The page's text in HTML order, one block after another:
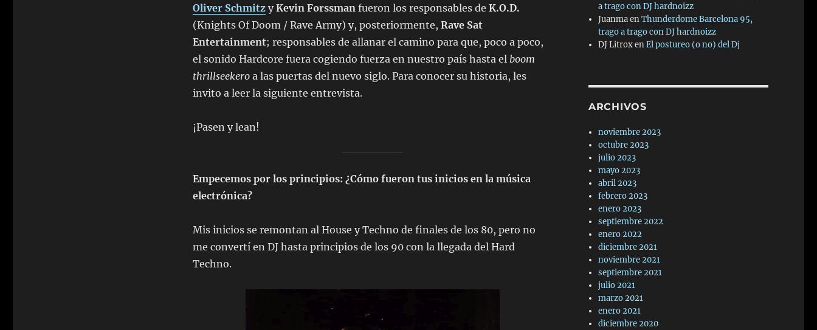
Oliver SchmitzyKevin Forssmanfueron los responsables de K.O.D.
(Knights Of Doom / Rave Army) y, posteriormente, Rave Sat
Entertainment; responsables de allanar el camino para que, poco a poco,
el sonido Hardcore fuera cogiendo fuerza en nuestro país hasta el boom
thrillseekeroa las puertas del nuevo siglo. Para conocer su historia, les
invito a leer la siguiente entrevista.
¡Pasen y lean!
Empecemos por los principios: ¿Cómo fueron tus inicios en la música
electrónica?
Mis inicios se remontan al House y Techno de finales de los 80, pero no
me convertí en DJ hasta principios de los 90 con la llegada del Hard
Techno.
a trago con DJ hardnoizz
JuanmaenThunderdome Barcelona 95,
trago a trago con DJ hardnoizz
DJ LitroxenEl postureo (o no) del Dj
ARCHIVOS
noviembre 2023
octubre 2023
julio 2023
mayo 2023
abril 2023
febrero 2023
enero 2023
septiembre 2022
enero 2022
diciembre 2021
noviembre 2021
septiembre 2021
julio 2021
marzo 2021
enero 2021
diciembre 2020